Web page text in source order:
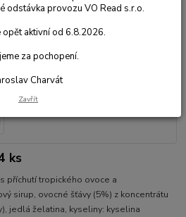
Heroes
ks
příchutí tropického ovoce a
sirup, ovocné šťávy (5%) z koncentrátu
jedlá želatina, kyseliny: kyselina
odstávka provozu VO Read s.r.o.
opět aktivní od 6.8.2026.
za pochopení.
Charvát
Zavřít